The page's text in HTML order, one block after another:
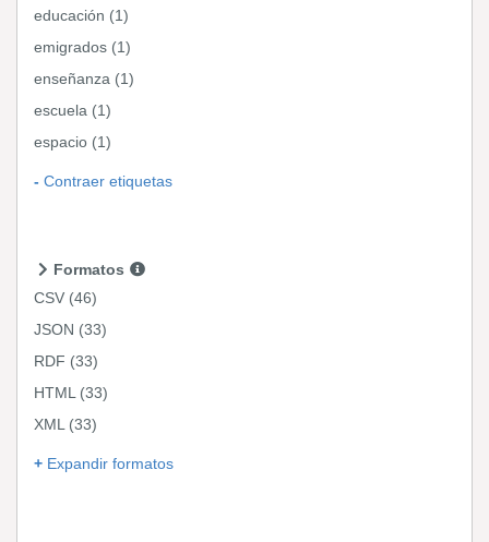
educación (1)
emigrados (1)
enseñanza (1)
escuela (1)
espacio (1)
Contraer etiquetas
Formatos
CSV (46)
JSON (33)
RDF (33)
HTML (33)
XML (33)
Expandir formatos